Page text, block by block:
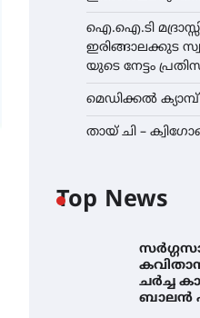
ഐ.ഐ.ടി
ഇരിങ്ങാലക്കുട
യുടെ നേട്ടം
മെഡിക്കൽ ക്യാമ്പ്
തായ് ചി –
Top News
ചർച്ച
ബാലൻ